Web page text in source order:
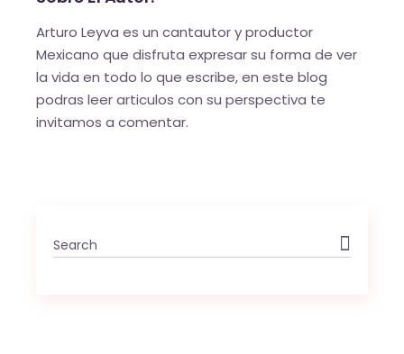
Arturo Leyva es un cantautor y productor
Mexicano que disfruta expresar su forma de ver
la vida en todo lo que escribe, en este blog
podras leer articulos con su perspectiva te
invitamos a comentar.
Search
for: